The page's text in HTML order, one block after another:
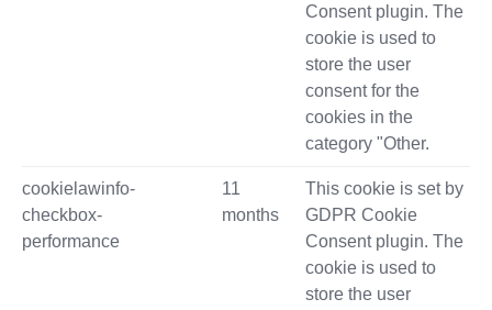
Consent plugin. The
cookie is used to
store the user
consent for the
cookies in the
category "Other.
cookielawinfo-
checkbox-
performance
11
months
This cookie is set by
GDPR Cookie
Consent plugin. The
cookie is used to
store the user